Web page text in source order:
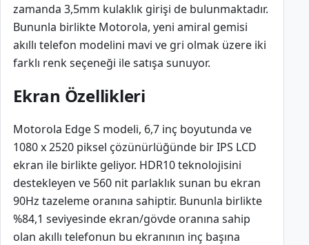
zamanda 3,5mm kulaklık girişi de bulunmaktadır.
Bununla birlikte Motorola, yeni amiral gemisi
akıllı telefon modelini mavi ve gri olmak üzere iki
farklı renk seçeneği ile satışa sunuyor.
Ekran Özellikleri
Motorola Edge S modeli, 6,7 inç boyutunda ve
1080 x 2520 piksel çözünürlüğünde bir IPS LCD
ekran ile birlikte geliyor. HDR10 teknolojisini
destekleyen ve 560 nit parlaklık sunan bu ekran
90Hz tazeleme oranına sahiptir. Bununla birlikte
%84,1 seviyesinde ekran/gövde oranına sahip
olan akıllı telefonun bu ekranının inç başına